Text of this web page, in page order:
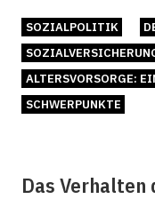
SOZIALPOLITIK
ALTERSVORSORGE:
SCHWERPUNKTE
Das Verhalten